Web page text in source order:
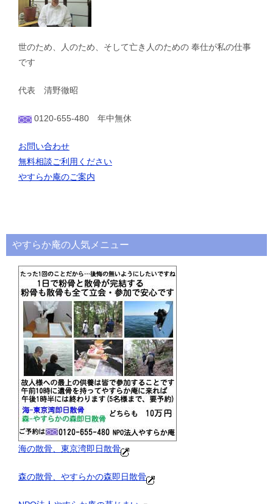
世のため、人のため、そして亡き人のための 奉仕が私の仕事
です
代表 清野徹昭
0120-655-480 年中無休
お問い合わせ
無料相談ご利用ください
やすらか庵のご案内
やすらか庵の人気メニュー
海の散骨、東京湾即日散骨
森の散骨、やすらかの森即日散骨